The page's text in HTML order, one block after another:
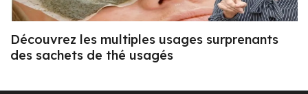
Découvrez les multiples usages surprenants
des sachets de thé usagés